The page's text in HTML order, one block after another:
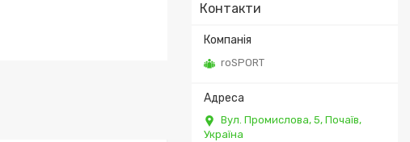
Контакти
roSPORT
Вул. Промислова, 5, Почаїв,
Україна